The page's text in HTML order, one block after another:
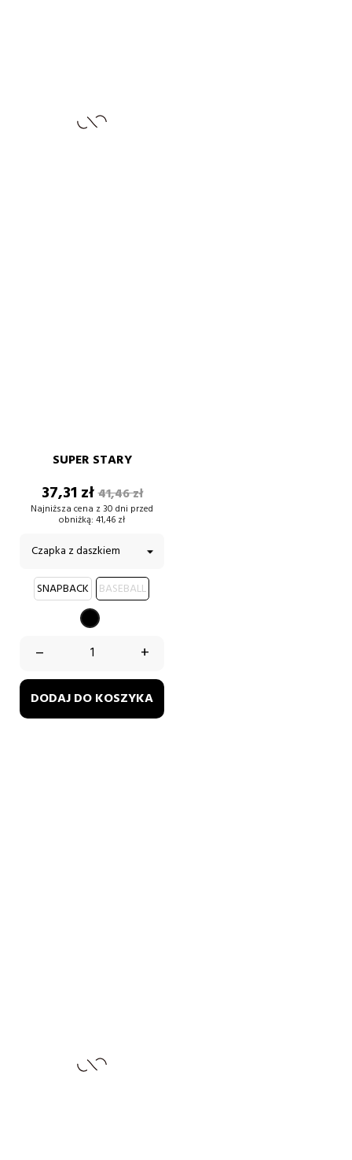
SUPER STARY
Cena
37,31 złCena
podstawowa
41,46 zł
Najniższa cena z 30 dni przed
obniżką: 41,46 zł
SNAPBACK
BASEBALL
CZARNY
– +
DODAJ DO KOSZYKA